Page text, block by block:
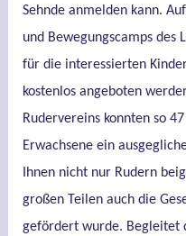
Sehnde anmelden kann.
und Bewegungscamps des
für die interessierten
kostenlos angeboten
Rudervereins konnten so
Erwachsene ein
Ihnen nicht nur Rudern
großen Teilen auch die
gefördert wurde. Begleitet